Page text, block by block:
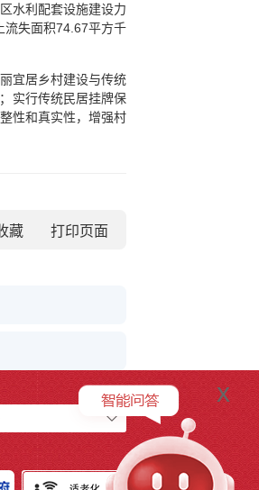
水利配套设施建设力
流失面积74.67平方千
宜居乡村建设与传统
实行传统民居挂牌保
性和真实性，增强村
藏
x